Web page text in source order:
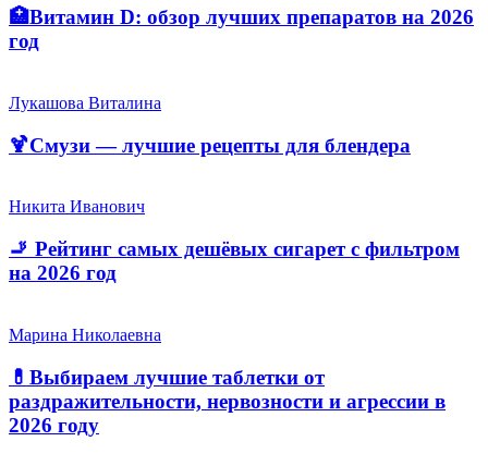
🏥Витамин D: обзор лучших препаратов на 2026
год
Лукашова Виталина
🍹Смузи — лучшие рецепты для блендера
Никита Иванович
🚬 Рейтинг самых дешёвых сигарет с фильтром
на 2026 год
Марина Николаевна
💊Выбираем лучшие таблетки от
раздражительности, нервозности и агрессии в
2026 году